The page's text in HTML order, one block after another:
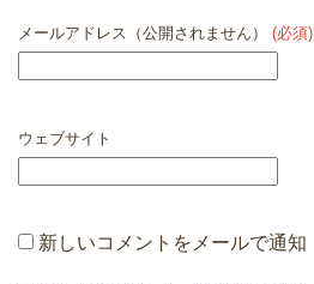
メールアドレス（公開されません） (必須)
ウェブサイト
新しいコメントをメールで通知